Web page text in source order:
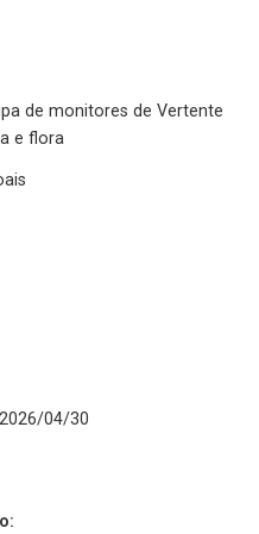
de monitores de Vertente
e flora
2026/04/30